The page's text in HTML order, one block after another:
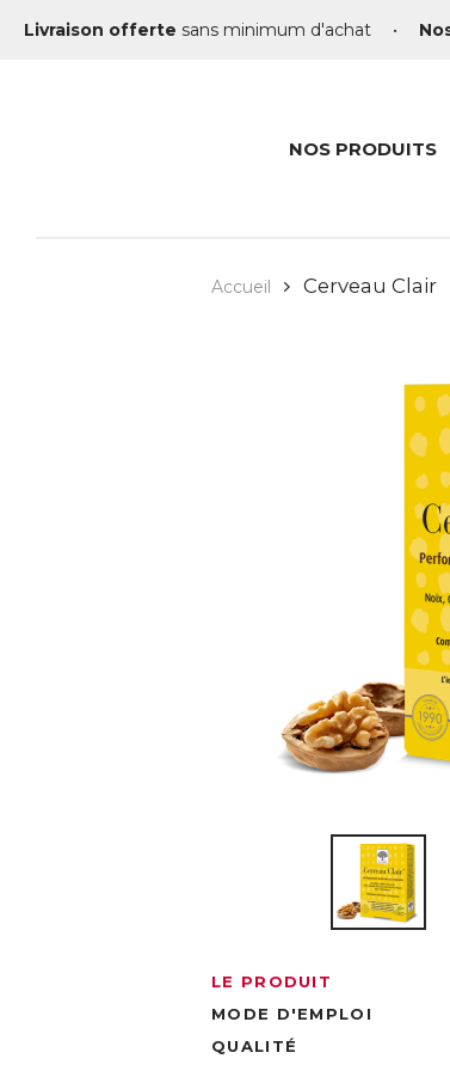
Livraison offerte sans minimum d'achat •
NOS PRODUITS
Accueil Cerveau Clair
LE PRODUIT
MODE D'EMPLOI
QUALITÉ